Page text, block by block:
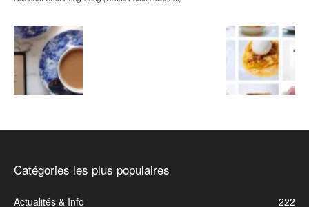
Catégories les plus populaires
Actualités & Info
222